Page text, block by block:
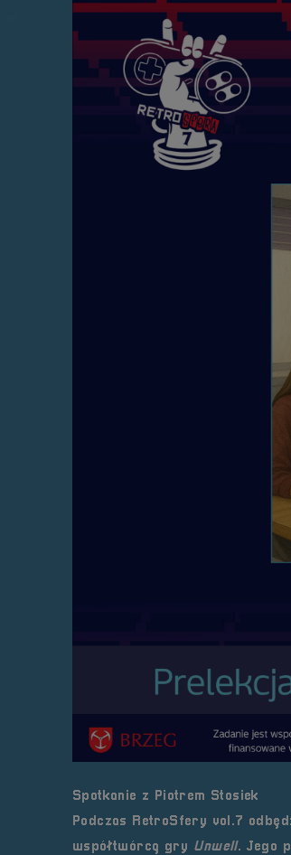
Spotkanie z Piotrem Stosiek
Podczas RetroSfery vol.7
współtwórcą gry Unwell. Jego